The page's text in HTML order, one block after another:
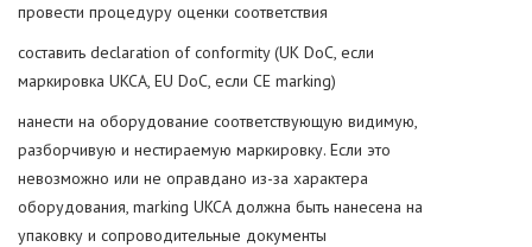
провести процедуру оценки соответствия
составить declaration of conformity (UK DoC, если
маркировка UKCA, EU DoC, если CE marking)
нанести на оборудование соответствующую видимую,
разборчивую и нестираемую маркировку. Если это
невозможно или не оправдано из-за характера
оборудования, marking UKCA должна быть нанесена на
упаковку и сопроводительные документы